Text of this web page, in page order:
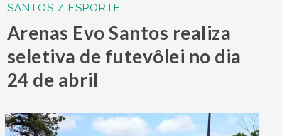
SANTOS / ESPORTE
Arenas Evo Santos realiza
seletiva de futevôlei no dia
24 de abril